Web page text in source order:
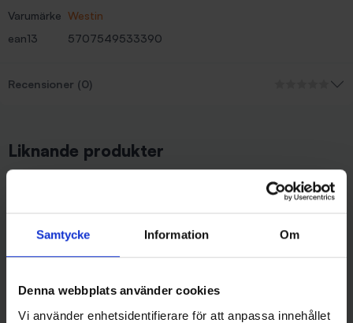
Samtycke Information Om
Denna webbplats använder cookies
Vi använder enhetsidentifierare för att anpassa innehållet
Varumärke Westin
ean13
5707549533390
Recensioner (0)
Liknande produkter